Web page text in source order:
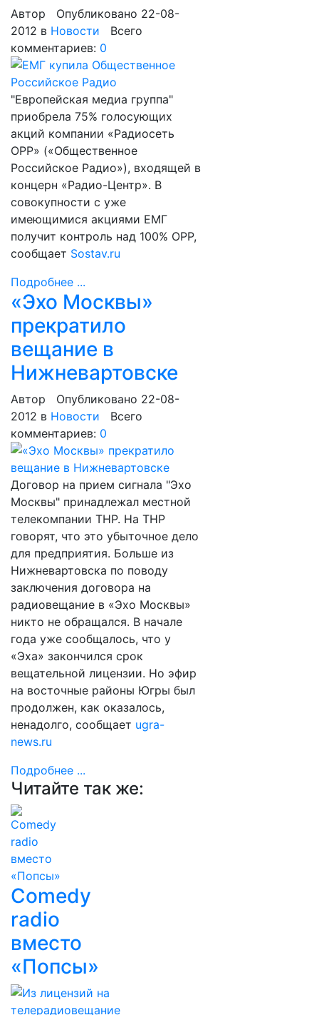
Автор
Опубликовано 22-08-
2012 в Новости Всего
комментариев: 0
"Европейская медиа группа"
приобрела 75% голосующих
акций компании «Радиосеть
ОРР» («Общественное
Российское Радио»), входящей в
концерн «Радио-Центр». В
совокупности с уже
имеющимися акциями ЕМГ
получит контроль над 100% ОРР,
сообщает Sostav.ru
Подробнее ...
«Эхо Москвы»
прекратило
вещание в
Нижневартовске
Автор
Опубликовано 22-08-
2012 в Новости Всего
комментариев: 0
Договор на прием сигнала "Эхо
Москвы" принадлежал местной
телекомпании ТНР. На ТНР
говорят, что это убыточное дело
для предприятия. Больше из
Нижневартовска по поводу
заключения договора на
радиовещание в «Эхо Москвы»
никто не обращался. В начале
года уже сообщалось, что у
«Эха» закончился срок
вещательной лицензии. Но эфир
на восточные районы Югры был
продолжен, как оказалось,
ненадолго, сообщает ugra-
news.ru
Подробнее ...
Читайте так же:
Сomedy
radio
вместо
«Попсы»